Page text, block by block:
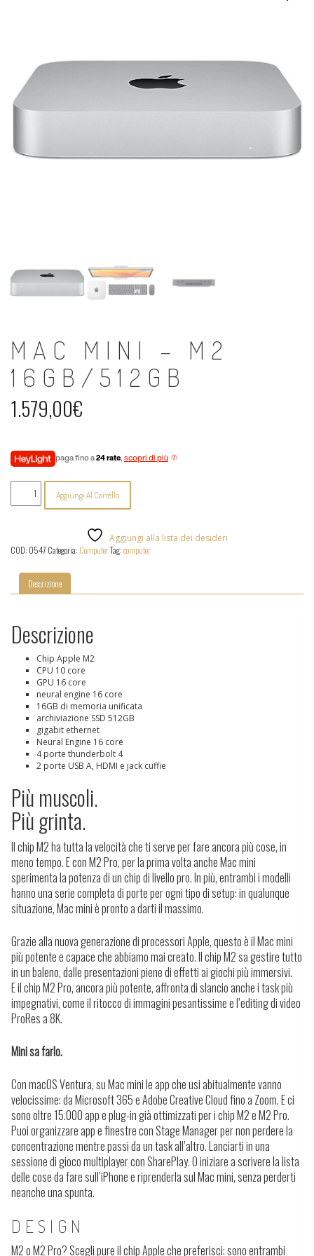
MAC MINI – M2
16GB/512GB
1.579,00€
paga fino a24 rate, scopri di più
-
quantità
Aggiungi Al Carrello
Aggiungi alla lista dei desideri
COD: 0547 Categoria: ComputerTag:computer
Descrizione
Descrizione
Chip Apple M2
CPU 10 core
GPU 16 core
neural engine 16 core
16GB di memoria unificata
archiviazione SSD 512GB
gigabit ethernet
Neural Engine 16 core
4 porte thunderbolt 4
2 porte USB A, HDMI e jack cuffie
Più muscoli.
Più grinta.
Il chip M2 ha tutta la velocità che ti serve per fare ancora più cose, in
meno tempo. E con M2 Pro, per la prima volta anche Mac mini
sperimenta la potenza di un chip di livello pro. In più, entrambi i modelli
hanno una serie completa di porte per ogni tipo di setup: in qualunque
situazione, Mac mini è pronto a darti il massimo.
Grazie alla nuova generazione di processori Apple, questo è il Mac mini
più potente e capace che abbiamo mai creato. Il chip M2 sa gestire tutto
in un baleno, dalle presentazioni piene di effetti ai giochi più immersivi.
E il chip M2 Pro, ancora più potente, affronta di slancio anche i task più
impegnativi, come il ritocco di immagini pesantissime e l’editing di video
ProRes a 8K.
Mini sa farlo.
Con macOS Ventura, su Mac mini le app che usi abitualmente vanno
velocissime: da Microsoft 365 e Adobe Creative Cloud fino a Zoom. E ci
sono oltre 15.000 app e plug-in già ottimizzati per i chip M2 e M2 Pro.
Puoi organizzare app e finestre con Stage Manager per non perdere la
concentrazione mentre passi da un task all’altro. Lanciarti in una
sessione di gioco multiplayer con SharePlay. O iniziare a scrivere la lista
delle cose da fare sull’iPhone e riprenderla sul Mac mini, senza perderti
neanche una spunta.
DESIGN
M2 o M2 Pro? Scegli pure il chip Apple che preferisci: sono entrambi